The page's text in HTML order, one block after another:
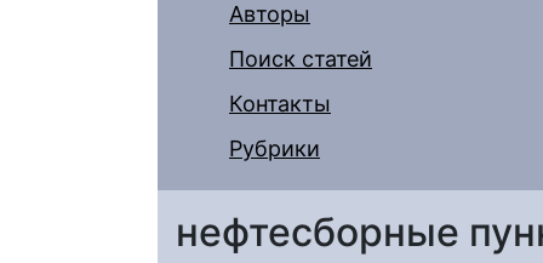
Авторы
Поиск статей
Контакты
Рубрики
нефтесборные